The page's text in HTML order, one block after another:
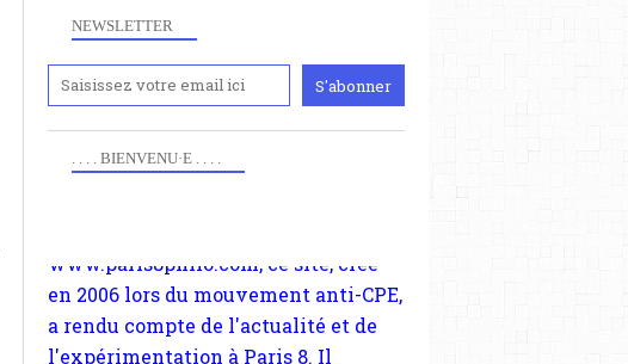
NEWSLETTER
. . . . BIENVENU·E . . . .
Anciennement
www.paris8philo.com, ce site, créé
en 2006 lors du mouvement anti-CPE,
compte d'une transformation dans
les paradigmes philosophiques
suivant la pensée du Dehors ou du